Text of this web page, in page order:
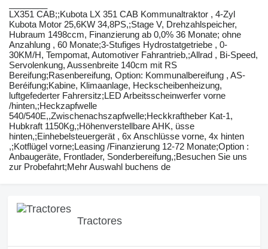
LX351 CAB;;Kubota LX 351 CAB Kommunaltraktor , 4-Zyl
Kubota Motor 25,6KW 34,8PS,;Stage V, Drehzahlspeicher,
Hubraum 1498ccm, Finanzierung ab 0,0% 36 Monate; ohne
Anzahlung , 60 Monate;3-Stufiges Hydrostatgetriebe , 0-
30KM/H, Tempomat, Automotiver Fahrantrieb,;Allrad , Bi-Speed,
Servolenkung, Aussenbreite 140cm mit RS
Bereifung;Rasenbereifung, Option: Kommunalbereifung , AS-
Beréifung;Kabine, Klimaanlage, Heckscheibenheizung,
luftgefederter Fahrersitz;LED Arbeitsscheinwerfer vorne
/hinten,;Heckzapfwelle
540/540E,,Zwischenachszapfwelle;Heckkraftheber Kat-1,
Hubkraft 1150Kg,;Höhenverstellbare AHK, üsse
hinten,;Einhebelsteuergerät , 6x Anschlüsse vorne, 4x hinten
,;Kotflügel vorne;Leasing /Finanzierung 12-72 Monate;Option :
Anbaugeräte, Frontlader, Sonderbereifung,;Besuchen Sie uns
zur Probefahrt;Mehr Auswahl buchens de
Tractores